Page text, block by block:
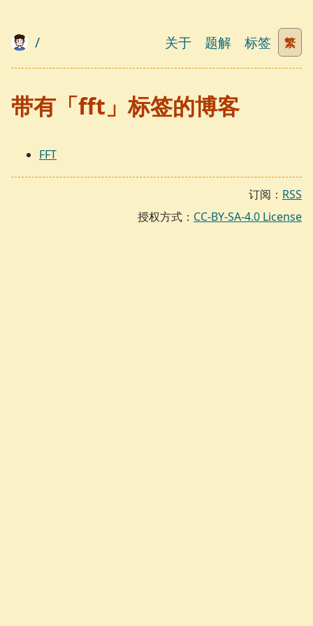
/ 关于 题解 标签 繁
带有「fft」标签的博客
FFT
订阅： RSS
授权方式： CC-BY-SA-4.0 License